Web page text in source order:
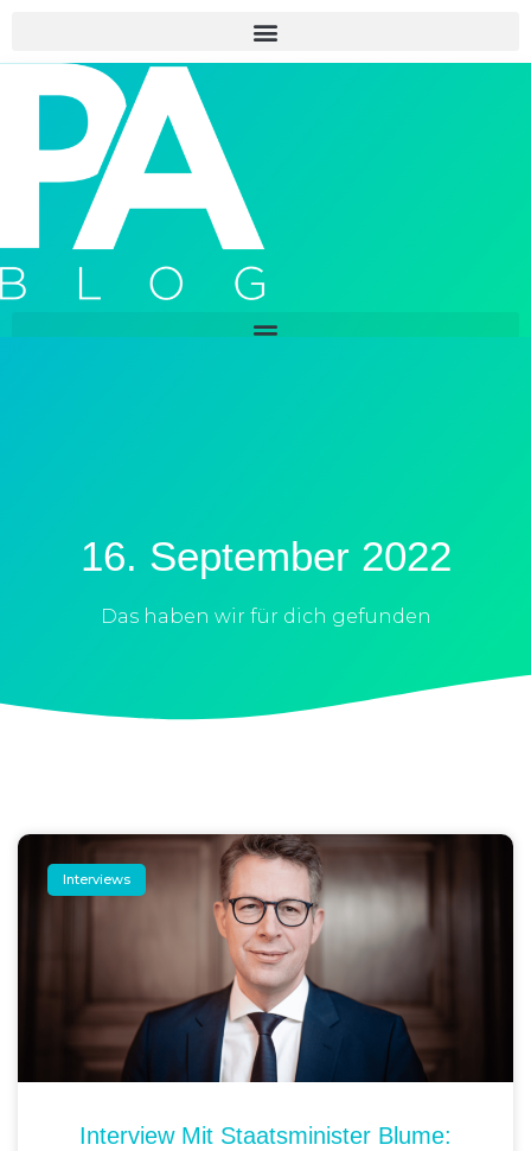
16. September 2022
Das haben wir für dich gefunden
Interviews
Interview Mit Staatsminister Blume: